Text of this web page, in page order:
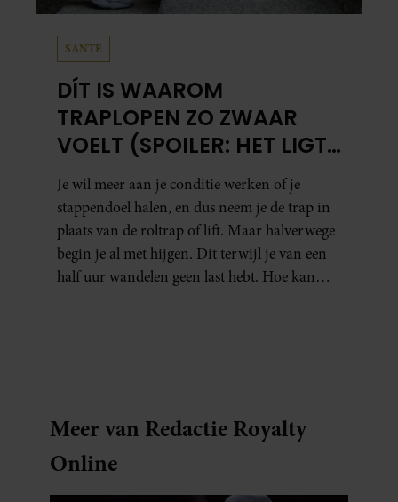
SANTE
DÍT IS WAAROM
TRAPLOPEN ZO ZWAAR
VOELT (SPOILER: HET LIGT
NIET AAN JE CONDITIE)
Je wil meer aan je conditie werken of je
stappendoel halen, en dus neem je de trap in
plaats van de roltrap of lift. Maar halverwege
begin je al met hijgen. Dit terwijl je van een
half uur wandelen geen last hebt. Hoe kan
Meer van Redactie Royalty
Online